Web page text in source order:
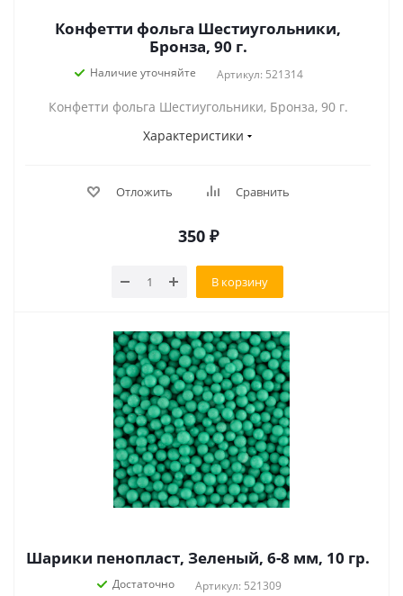
Конфетти фольга Шестиугольники,
Бронза, 90 г.
Наличие уточняйте Артикул: 521314
Конфетти фольга Шестиугольники, Бронза, 90 г.
Характеристики
Отложить Сравнить
350 ₽
В корзину
Шарики пенопласт, Зеленый, 6-8 мм, 10 гр.
Достаточно Артикул: 521309